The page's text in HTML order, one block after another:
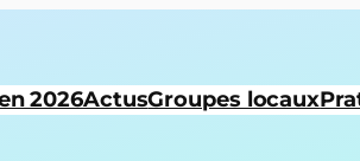
2026ActusGroupes locaux